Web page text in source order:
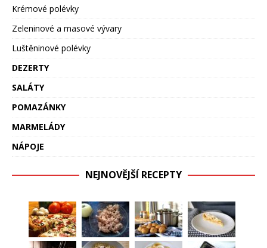
Krémové polévky
Zeleninové a masové vývary
Luštěninové polévky
DEZERTY
SALÁTY
POMAZÁNKY
MARMELÁDY
NÁPOJE
NEJNOVĚJŠÍ RECEPTY